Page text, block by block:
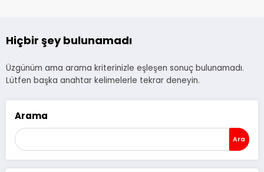
Hiçbir şey bulunamadı
Üzgünüm ama arama kriterinizle eşleşen sonuç bulunamadı.
Lütfen başka anahtar kelimelerle tekrar deneyin.
Arama
Ara